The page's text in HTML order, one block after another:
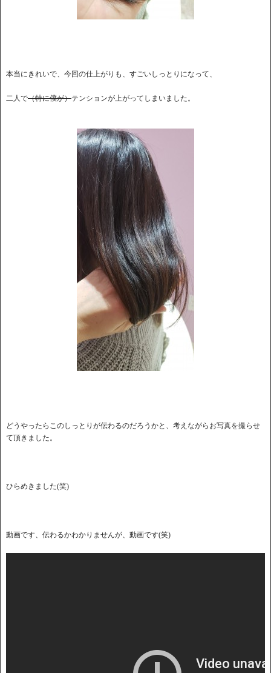
本当にきれいで、今回の仕上がりも、すごいしっとりになって、
二人で（特に僕が）テンションが上がってしまいました。
どうやったらこのしっとりが伝わるのだろうかと、考えながらお写真を撮らせ
て頂きました。
ひらめきました(笑)
動画です、伝わるかわかりませんが、動画です(笑)